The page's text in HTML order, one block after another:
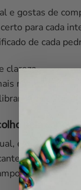
e gostas de
para cada
de cada
clareza.
na intuição.
pela cor ou
estética e
ou uma
visual.